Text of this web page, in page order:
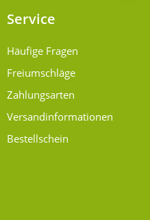
Service
Häufige Fragen
Freiumschläge
Zahlungsarten
Versand­informationen
Bestellschein